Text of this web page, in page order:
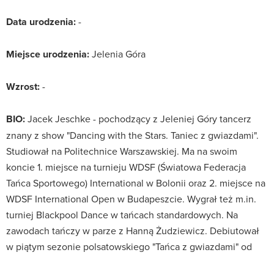
Data urodzenia:-
Miejsce urodzenia:Jelenia Góra
Wzrost:-
BIO:Jacek Jeschke - pochodzący z Jeleniej Góry tancerz
znany z show "Dancing with the Stars. Taniec z gwiazdami".
Studiował na Politechnice Warszawskiej. Ma na swoim
koncie 1. miejsce na turnieju WDSF (Światowa Federacja
Tańca Sportowego) International w Bolonii oraz 2. miejsce na
WDSF International Open w Budapeszcie. Wygrał też m.in.
turniej Blackpool Dance w tańcach standardowych. Na
zawodach tańczy w parze z Hanną Żudziewicz. Debiutował
w piątym sezonie polsatowskiego "Tańca z gwiazdami" od